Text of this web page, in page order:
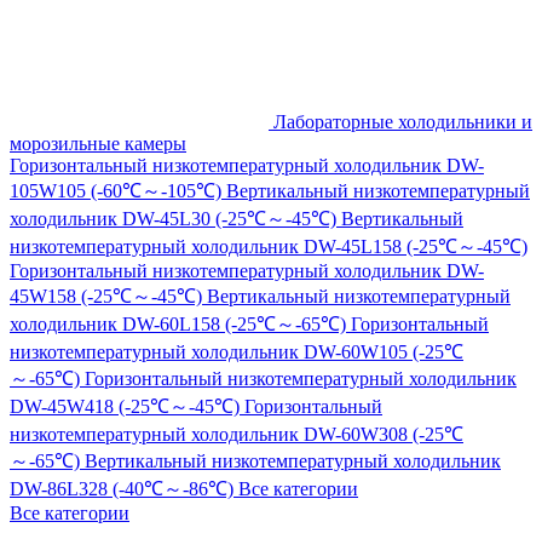
Лабораторные холодильники и
морозильные камеры
Горизонтальный низкотемпературный холодильник DW-
105W105 (-60℃～-105℃) Вертикальный низкотемпературный
холодильник DW-45L30 (-25℃～-45℃) Вертикальный
низкотемпературный холодильник DW-45L158 (-25℃～-45℃)
Горизонтальный низкотемпературный холодильник DW-
45W158 (-25℃～-45℃) Вертикальный низкотемпературный
холодильник DW-60L158 (-25℃～-65℃) Горизонтальный
низкотемпературный холодильник DW-60W105 (-25℃
～-65℃) Горизонтальный низкотемпературный холодильник
DW-45W418 (-25℃～-45℃) Горизонтальный
низкотемпературный холодильник DW-60W308 (-25℃
～-65℃) Вертикальный низкотемпературный холодильник
DW-86L328 (-40℃～-86℃) Все категории
Все категории